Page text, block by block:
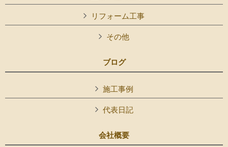
リフォーム工事
その他
ブログ
施工事例
代表日記
会社概要